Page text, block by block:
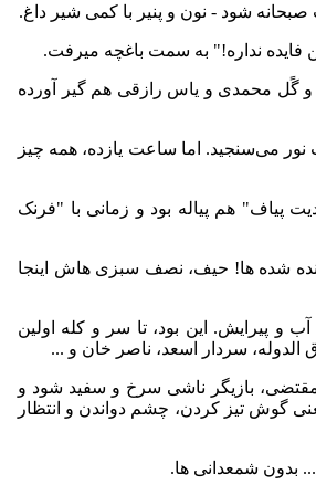
شود - نون و پنیر با کمی‌ شیر داغ.
فایده نداره!" به سمت باغچه میرفت.
و گًل محمدی و یاس رازقی هم گیر آورده
می‌‌سنجید. اما ساعت یازده، همه چیز
پیاف" هم پیاله بود و زمانی‌ با "فرنک
شده ها! حیف، نصف سبزی هاش اینجا
و پیرایش. این بود، تا سر و کله اولین
بازیگر ناشی‌ سرخ و سفید شود و
گوش تیز کردن، چشم دواندن و انتظار
بدون شمعدانی ها.